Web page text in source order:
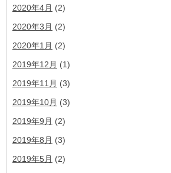
2020年4月 (2)
2020年3月 (2)
2020年1月 (2)
2019年12月 (1)
2019年11月 (3)
2019年10月 (3)
2019年9月 (2)
2019年8月 (3)
2019年5月 (2)